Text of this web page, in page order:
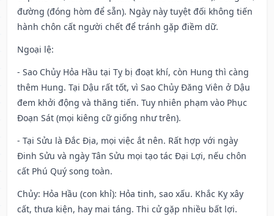
đường (đóng hòm để sẵn). Ngày này tuyệt đối không tiến
hành chôn cất người chết để tránh gặp điềm dữ.
Ngoại lệ:
- Sao Chủy Hỏa Hầu tại Tỵ bị đoạt khí, còn Hung thì càng
thêm Hung. Tại Dậu rất tốt, vì Sao Chủy Đăng Viên ở Dậu
đem khởi động và thăng tiến. Tuy nhiên phạm vào Phục
Đoạn Sát (mọi kiêng cữ giống như trên).
- Tại Sửu là Đắc Địa, mọi việc ắt nên. Rất hợp với ngày
Đinh Sửu và ngày Tân Sửu mọi tạo tác Đại Lợi, nếu chôn
cất Phú Quý song toàn.
Chủy: Hỏa Hầu (con khỉ): Hỏa tinh, sao xấu. Khắc Kỵ xây
cất, thưa kiện, hay mai táng. Thi cử gặp nhiều bất lợi.